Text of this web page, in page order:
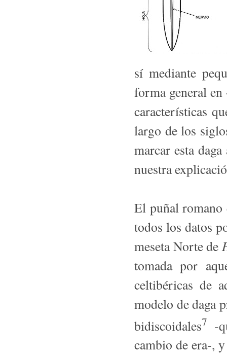
sí mediante
forma general
características
largo de los
marcar esta
nuestra
El puñal romano
todos los datos
meseta Norte de
tomada por
celtibéricas de
modelo de daga
bidiscoidales7 -
cambio de era-,